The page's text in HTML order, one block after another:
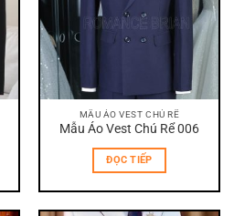
MẪU ÁO VEST CHÚ RỂ
Mẫu Áo Vest Chú Rể 006
ĐỌC TIẾP